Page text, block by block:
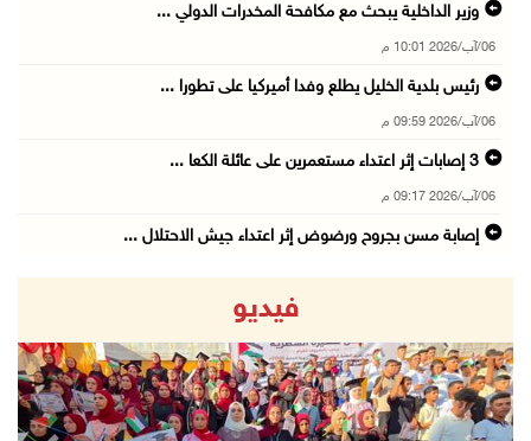
وزير الداخلية يبحث مع مكافحة المخدرات الدولي ...
06/آب/2026 10:01 م
رئيس بلدية الخليل يطلع وفدا أميركيا على تطورا ...
06/آب/2026 09:59 م
06/آب/2026 09:17 م
إصابة مسن بجروح ورضوض إثر اعتداء جيش الاحتلال ...
ورشة توصي بخطة عاجلة لاستعادة التعليم الوجاهي ...
06/آب/2026 09:08 م
الرئيس يستقبل مجلس بلدية رام الله ويشدد على د ...
06/آب/2026 08:36 م
فيديو